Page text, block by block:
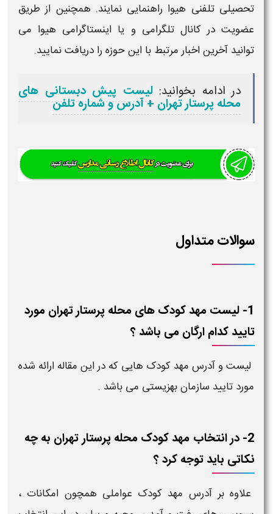
تحصیلی تلفنی هیوا راهنمایی نمایند. همچنین از طریق
عضویت در کانال تلگرامی و یا اینستاگرامی هیوا می
توانید آخرین اخبار مرتبط با این حوزه را دریافت نمایید.
در ادامه بخوانید:لیست پیش دبستانی های
محله پرستار تهران + آدرس و شماره تلفن
سوالات متداول
1- لیست مهد کودک های محله پرستار تهران مورد
تایید کدام ارگان می باشد ؟
لیست و آدرس مهد کودک هایی که در این مقاله ارائه شده
مورد تایید سازمان بهزیستی می باشد .
2- در انتخاب مهد کودک محله پرستار تهران به چه
نکاتی باید توجه کرد ؟
علاوه بر آدرس مهد کودک عواملی همچون امکانات ،